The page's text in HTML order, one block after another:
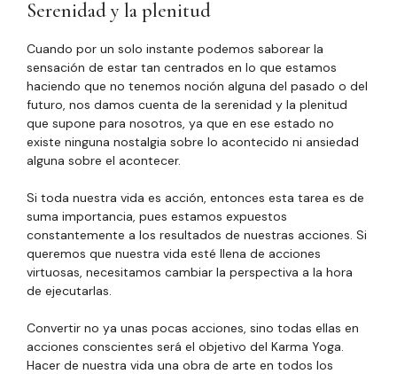
Serenidad y la plenitud
Cuando por un solo instante podemos saborear la
sensación de estar tan centrados en lo que estamos
haciendo que no tenemos noción alguna del pasado o del
futuro, nos damos cuenta de la serenidad y la plenitud
que supone para nosotros, ya que en ese estado no
existe ninguna nostalgia sobre lo acontecido ni ansiedad
alguna sobre el acontecer.
Si toda nuestra vida es acción, entonces esta tarea es de
suma importancia, pues estamos expuestos
constantemente a los resultados de nuestras acciones. Si
queremos que nuestra vida esté llena de acciones
virtuosas, necesitamos cambiar la perspectiva a la hora
de ejecutarlas.
Convertir no ya unas pocas acciones, sino todas ellas en
acciones conscientes será el objetivo del Karma Yoga.
Hacer de nuestra vida una obra de arte en todos los